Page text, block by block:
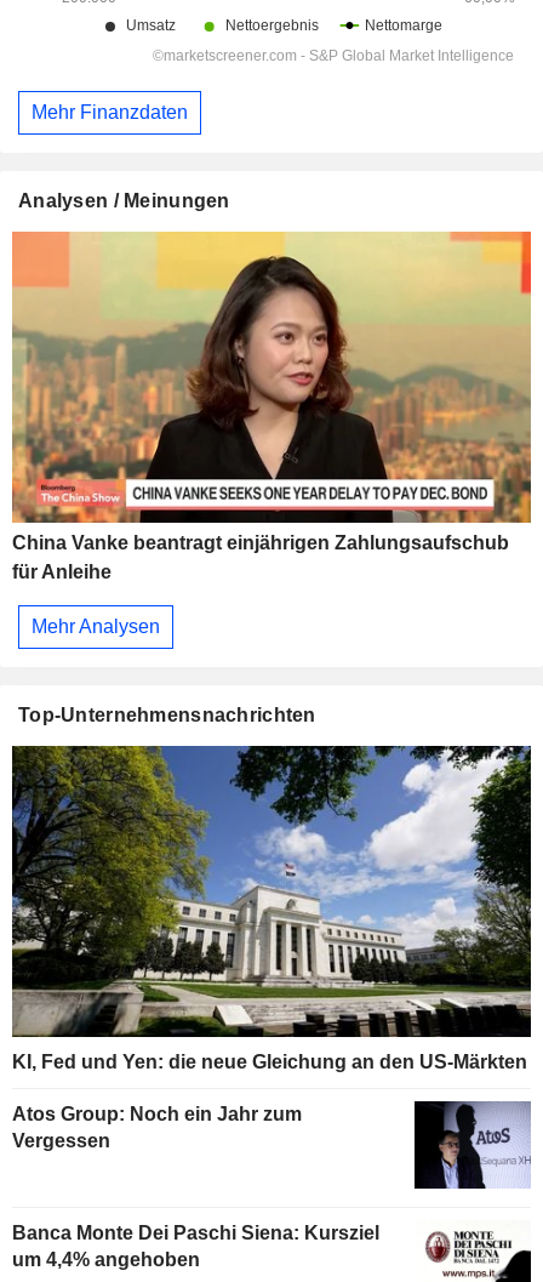
Mehr Finanzdaten
Analysen / Meinungen
China Vanke beantragt einjährigen Zahlungsaufschub
für Anleihe
Mehr Analysen
Top-Unternehmensnachrichten
KI, Fed und Yen: die neue Gleichung an den US-Märkten
Atos Group: Noch ein Jahr zum
Vergessen
Banca Monte Dei Paschi Siena: Kursziel
um 4,4% angehoben